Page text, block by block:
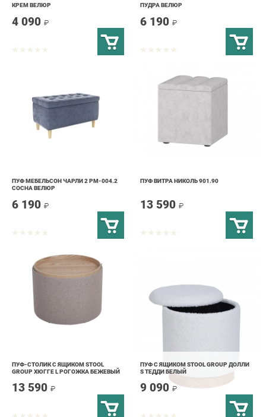
ПУФ МЕБЕЛЬСОН ЧАРЛИ 2 PM-004.2
СОСНА ВЕЛЮР
6 190
ПУФ-СТОЛИК С ЯЩИКОМ STOOL
GROUP ХЮГГЕ L РОГОЖКА БЕЖЕВЫЙ
13 590
ПУФ С ЯЩИКОМ STOOL GROUP ДОЛЛИ
S ТЕДДИ БЕЛЫЙ
9 090₽
БОЛЬШЕ ТОВАРОВ(20/441)